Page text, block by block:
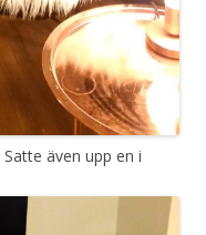
även upp en i